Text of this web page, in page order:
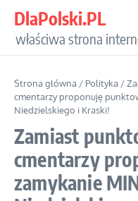
DlaPolski.PL
właściwa strona
Strona główna / Polityka /
cmentarzy proponuję
Niedzielskiego i Kraski!
Zamiast
cmentarzy
zamykanie